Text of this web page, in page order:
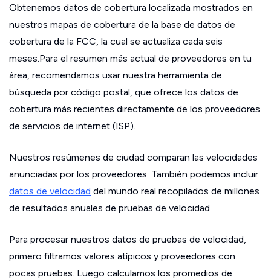
Obtenemos datos de cobertura localizada mostrados en
nuestros mapas de cobertura de la base de datos de
cobertura de la FCC, la cual se actualiza cada seis
meses.Para el resumen más actual de proveedores en tu
área, recomendamos usar nuestra herramienta de
búsqueda por código postal, que ofrece los datos de
cobertura más recientes directamente de los proveedores
de servicios de internet (ISP).
Nuestros resúmenes de ciudad comparan las velocidades
anunciadas por los proveedores. También podemos incluir
datos de velocidad del mundo real recopilados de millones
de resultados anuales de pruebas de velocidad.
Para procesar nuestros datos de pruebas de velocidad,
primero filtramos valores atípicos y proveedores con
pocas pruebas. Luego calculamos los promedios de